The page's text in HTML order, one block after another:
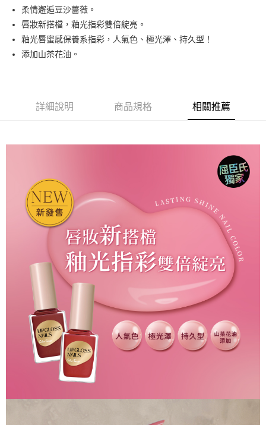
Apple Pay
街口支付
悠遊付
黑貓宅急便
每筆NT$100，滿NT$699(含以上)免運費
柔情邂逅豆沙薔薇。
唇妝新搭檔，釉光指彩雙倍綻亮。
釉光唇蜜感保養系指彩，人氣色、極光澤、持久型！
添加山茶花油。
詳細說明 商品規格 相關推薦